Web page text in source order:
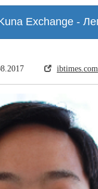
Exchange -
ibtimes.com